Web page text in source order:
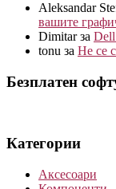
Aleksandar
вашите
Dimitarза Dell
tonu за Не се
Безплатен
Категории
Аксесоари